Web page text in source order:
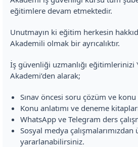
eğitimlere devam etmektedir.
Unutmayın ki eğitim herkesin
Akademili olmak bir ayrıcalıktır.
İş güvenliği uzmanlığı eğitimlerinizi
Akademi’den alarak;
Sınav öncesi soru çözüm ve
Konu anlatımı ve deneme
WhatsApp ve Telegram ders
Sosyal medya çalışmalarımızdan
yararlanabilirsiniz.